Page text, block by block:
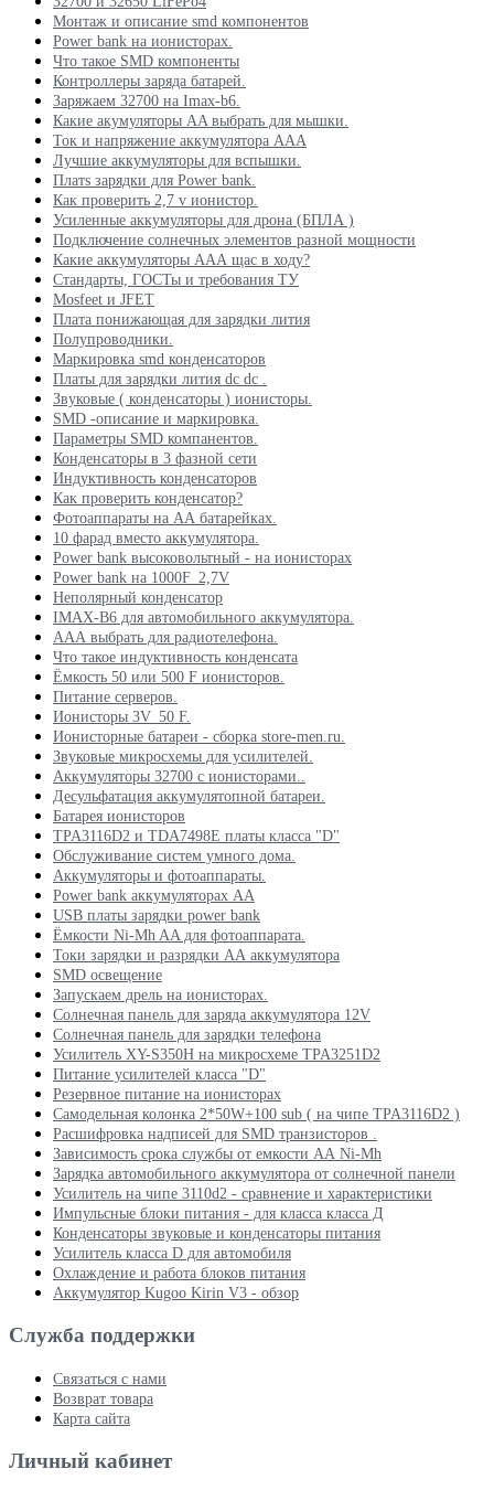
Монтаж и описание smd компонентов
Power bank на ионисторах.
Что такое SMD компоненты
Контроллеры заряда батарей.
Заряжаем 32700 на Imax-b6.
Какие акумуляторы AA выбрать для мышки.
Ток и напряжение аккумулятора ААА
Лучшие аккумуляторы для вспышки.
Платs зарядки для Power bank.
Как проверить 2,7 v ионистор.
Усиленные аккумуляторы для дрона (БПЛА )
Подключение солнечных элементов разной мощности
Какие аккумуляторы ААА щас в ходу?
Стандарты, ГОСТы и требования ТУ
Mosfeet и JFET
Плата понижающая для зарядки лития
Полупроводники.
Маркировка smd конденсаторов
Платы для зарядки лития dc dc .
Звуковые ( конденсаторы ) ионисторы.
SMD -описание и маркировка.
Параметры SMD компанентов.
Конденсаторы в 3 фазной сети
Индуктивность конденсаторов
Как проверить конденсатор?
Фотоаппараты на АА батарейках.
10 фарад вместо аккумулятора.
Power bank высоковольтный - на ионисторах
Power bank на 1000F_2,7V
Неполярный конденсатор
IMAX-B6 для автомобильного аккумулятора.
ААА выбрать для радиотелефона.
Что такое индуктивность конденсата
Ёмкость 50 или 500 F ионисторов.
Питание серверов.
Ионисторы 3V_50 F.
Ионисторные батареи - сборка store-men.ru.
Звуковые микросхемы для усилителей.
Аккумуляторы 32700 с ионисторами..
Десульфатация аккумулятопной батареи.
Батарея ионисторов
TPA3116D2 и TDA7498E платы класса "D"
Обслуживание систем умного дома.
Аккумуляторы и фотоаппараты.
Power bank аккумуляторах АА
USB платы зарядки power bank
Ёмкости Ni-Mh AA для фотоаппарата.
Токи зарядки и разрядки АА аккумулятора
SMD освещение
Запускаем дрель на ионисторах.
Солнечная панель для заряда аккумулятора 12V
Солнечная панель для зарядки телефона
Усилитель XY-S350H на микросхеме TPA3251D2
Питание усилителей класса "D"
Резервное питание на ионисторах
Самодельная колонка 2*50W+100 sub ( на чипе TPA3116D2 )
Расшифровка надписей для SMD транзисторов .
Зависимость срока службы от емкости АА Ni-Mh
Зарядка автомобильного аккумулятора от солнечной панели
Усилитель на чипе 3110d2 - сравнение и характеристики
Импульсные блоки питания - для класса класса Д
Конденсаторы звуковые и конденсаторы питания
Усилитель класса D для автомобиля
Охлаждение и работа блоков питания
Аккумулятор Kugoo Kirin V3 - обзор
Служба поддержки
Связаться с нами
Возврат товара
Карта сайта
Личный кабинет